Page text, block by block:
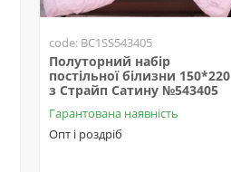
code: BC1SS543405
Полуторний набір
постільної білизни 150*220
з Страйп Сатину №543405
Гарантована наявність
Опт і роздріб